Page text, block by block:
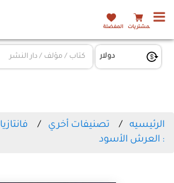
المشتريات المفضلة
الرئيسيه تصنيفات أخري فانتازيا
: العرش الأسود